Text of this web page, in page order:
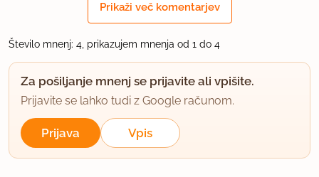
Vilina
član od 2003 600 sporočil
Zelo dobre testenine. Namesto melancana je bila
Prikaži več komentarjev
Število mnenj: 4, prikazujem mnenja od 1 do 4
Za pošiljanje mnenj se prijavite ali vpišite.
Prijavite se lahko tudi z Google računom.
Prijava Vpis